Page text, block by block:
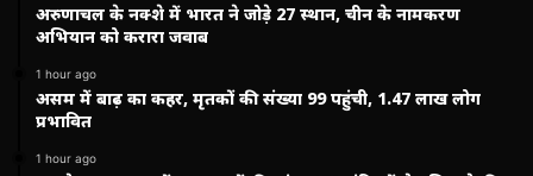
अरुणाचल के नक्शे में भारत ने जोड़े 27 स्थान, चीन के नामकरण
अभियान को करारा जवाब
1 hour ago
असम में बाढ़ का कहर, मृतकों की संख्या 99 पहुंची, 1.47 लाख लोग
प्रभावित
1 hour ago